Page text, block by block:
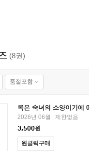
(8권)
품절포함
록은 숙녀의 소양이기에
2026년 06월
제한없음
3,500원
원클릭구매